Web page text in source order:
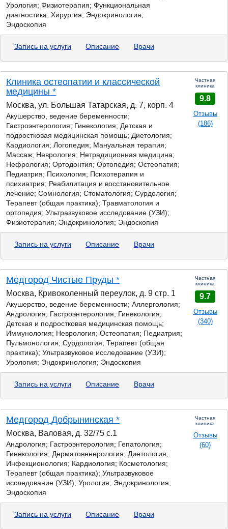
Урология; Физиотерапия; Функциональная
диагностика; Хирургия; Эндокринология;
Эндоскопия
Запись на услуги Описание Врачи
Клиника остеопатии и классической
медицины *
Москва, ул. Большая Татарская, д. 7, корп. 4
Акушерство, ведение беременности;
Гастроэнтерология; Гинекология; Детская и
подростковая медицинская помощь; Диетология;
Кардиология; Логопедия; Мануальная терапия;
Массаж; Неврология; Нетрадиционная медицина;
Нефрология; Ортодонтия; Ортопедия; Остеопатия;
Педиатрия; Психология; Психотерапия и
психиатрия; Реабилитация и восстановительное
лечение; Сомнология; Стоматология; Сурдология;
Терапевт (общая практика); Травматология и
ортопедия; Ультразвуковое исследование (УЗИ);
Физиотерапия; Эндокринология; Эндоскопия
Частная
клиника
9.8
Отзывы
(186)
Запись на услуги Описание Врачи
Медгород Чистые Пруды *
Москва, Кривоколенный переулок, д. 9 стр. 1
Акушерство, ведение беременности; Аллергология;
Андрология; Гастроэнтерология; Гинекология;
Детская и подростковая медицинская помощь;
Иммунология; Неврология; Остеопатия; Педиатрия;
Пульмонология; Сурдология; Терапевт (общая
практика); Ультразвуковое исследование (УЗИ);
Урология; Эндокринология; Эндоскопия
Частная
клиника
9.7
Отзывы
(340)
Запись на услуги Описание Врачи
Медгород Добрынинская *
Москва, Валовая, д. 32/75 с.1
Андрология; Гастроэнтерология; Гепатология;
Гинекология; Дерматовенерология; Диетология;
Инфекционология; Кардиология; Косметология;
Терапевт (общая практика); Ультразвуковое
исследование (УЗИ); Урология; Эндокринология;
Эндоскопия
Частная
клиника
Отзывы
(60)
Запись на услуги Описание Врачи